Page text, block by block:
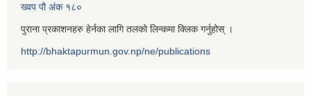
ख्वप पौ अंक १८०
पुराना प्रकाशनहरु हेर्नका लागि तलको लिन्कमा क्लिक गर्नुहोस् ।
http://bhaktapurmun.gov.np/ne/publications